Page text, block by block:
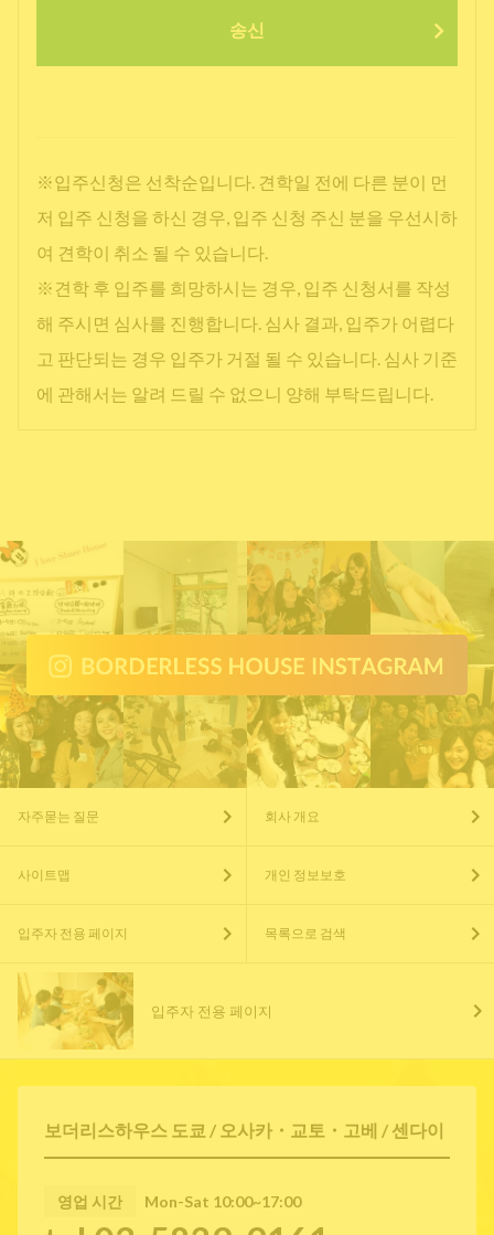
송신
※입주신청은 선착순입니다. 견학일 전에 다른 분이 먼
저 입주 신청을 하신 경우, 입주 신청 주신 분을 우선시하
여 견학이 취소 될 수 있습니다.
※견학 후 입주를 희망하시는 경우, 입주 신청서를 작성
해 주시면 심사를 진행합니다. 심사 결과, 입주가 어렵다
고 판단되는 경우 입주가 거절 될 수 있습니다. 심사 기준
에 관해서는 알려 드릴 수 없으니 양해 부탁드립니다.
보더리스하우스 도쿄 / 오사카・교토・고베 / 센다이
영업 시간 Mon-Sat 10:00~17:00
자주묻는 질문 회사 개요
사이트맵 개인 정보보호
입주자 전용 페이지 목록으로 검색
입주자 전용 페이지